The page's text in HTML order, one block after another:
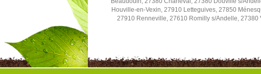
Houville-en-Vexin, 27910 Letteguives, 27850
27910 Renneville, 27610 Romilly s/Andelle,